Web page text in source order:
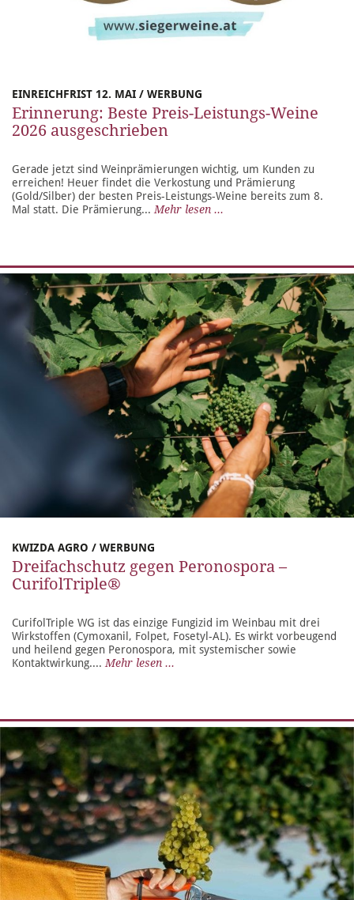
EINREICHFRIST 12. MAI / WERBUNG
Erinnerung: Beste Preis-Leistungs-Weine
2026 ausgeschrieben
Gerade jetzt sind Weinprämierungen wichtig, um Kunden zu
erreichen! Heuer findet die Verkostung und Prämierung
(Gold/Silber) der besten Preis-Leistungs-Weine bereits zum 8.
Mal statt. Die Prämierung...Mehr lesen ...
KWIZDA AGRO / WERBUNG
Dreifachschutz gegen Peronospora –
CurifolTriple®
CurifolTriple WG ist das einzige Fungizid im Weinbau mit drei
Wirkstoffen (Cymoxanil, Folpet, Fosetyl-AL). Es wirkt vorbeugend
und heilend gegen Peronospora, mit systemischer sowie
Kontaktwirkung.... Mehr lesen ...